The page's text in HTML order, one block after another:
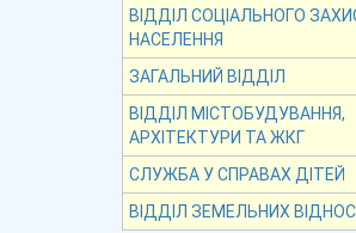
ВІДДІЛ СОЦІАЛЬНОГО
НАСЕЛЕННЯ
ЗАГАЛЬНИЙ ВІДДІЛ
ВІДДІЛ МІСТОБУДУВАННЯ,
АРХІТЕКТУРИ ТА ЖКГ
СЛУЖБА У СПРАВАХ ДІТЕЙ
ВІДДІЛ ЗЕМЕЛЬНИХ